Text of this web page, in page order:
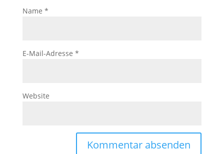
Name *
E-Mail-Adresse *
Website